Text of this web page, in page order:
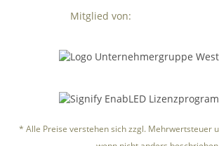
Mitglied von:
* Alle Preise verstehen sich zzgl. Mehrwertsteuer